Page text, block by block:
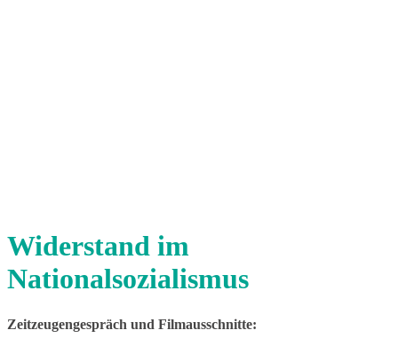
Widerstand im
Nationalsozialismus
Zeitzeugengespräch und Filmausschnitte: